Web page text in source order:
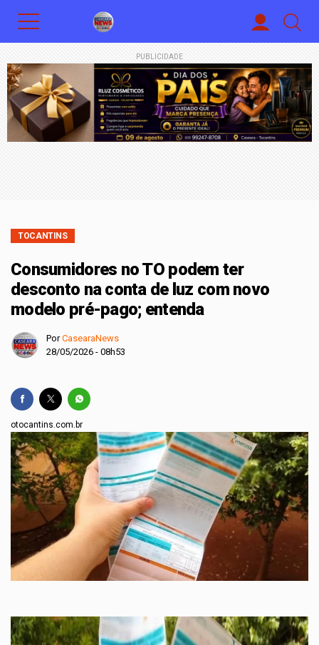
PUBLICIDADE
TOCANTINS
Consumidores no TO podem ter
desconto na conta de luz com novo
modelo pré-pago; entenda
PorCasearaNews
28/05/2026 - 08h53
otocantins.com.br